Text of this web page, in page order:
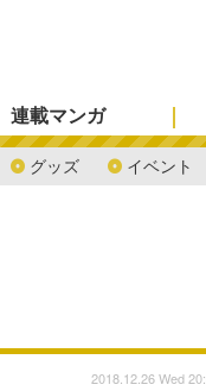
グッズ イベント
連載マンガ
2018.12.26 Wed